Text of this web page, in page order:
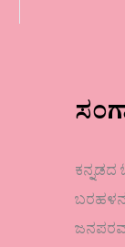
ಕನ್ನಡದ